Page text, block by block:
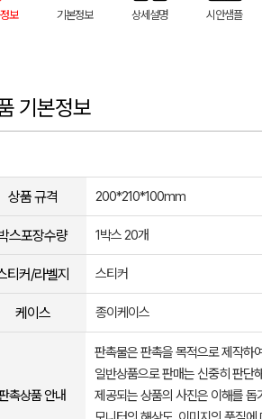
보 기본정보 상세설명 시안샘플
기본정보
상품 규격 200*210*100mm
스포장수량 1박스 20개
티커/라벨지 스티커
케이스 종이케이스
촉상품 안내
판촉물은 판촉을 목적으로 제작하
일반상품으로 판매는 신중히 판단
제공되는 상품의 사진은 이해를